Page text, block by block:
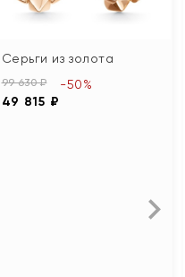
Серьги из золота
99 630 ₽
49 815 ₽
-50%